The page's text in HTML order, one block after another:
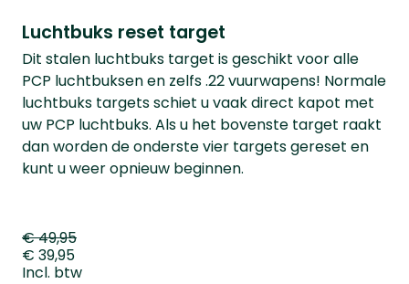
Luchtbuks reset target
Dit stalen luchtbuks target is geschikt voor alle
PCP luchtbuksen en zelfs .22 vuurwapens! Normale
luchtbuks targets schiet u vaak direct kapot met
uw PCP luchtbuks. Als u het bovenste target raakt
dan worden de onderste vier targets gereset en
kunt u weer opnieuw beginnen.
€ 49,95
€ 39,95
Incl. btw